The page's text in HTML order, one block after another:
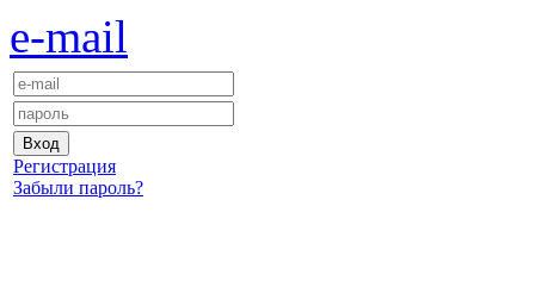
e-mail
Регистрация
Забыли пароль?